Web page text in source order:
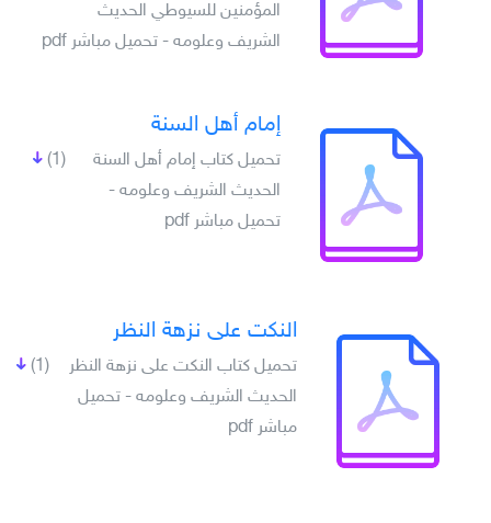
المؤمنين للسيوطي الحديث
الشريف وعلومه - تحميل مباشر pdf
إمام أهل السنة
(1)
تحميل كتاب إمام أهل السنة
الحديث الشريف وعلومه -
تحميل مباشر pdf
النكت على نزهة النظر
(1)
تحميل كتاب النكت على نزهة النظر
الحديث الشريف وعلومه - تحميل
مباشر pdf